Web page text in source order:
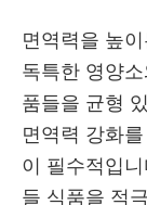
면역력을 높
독특한 영양
품들을 균형
면역력 강화
이 필수적입
들 식품을 적